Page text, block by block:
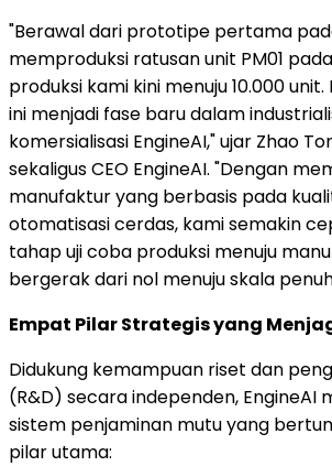
"Berawal dari prototipe pertama
memproduksi ratusan unit PM01
produksi kami kini menuju 10.000
ini menjadi fase baru dalam
komersialisasi EngineAI," ujar Zhao
sekaligus CEO EngineAI. "Dengan
manufaktur yang berbasis pada
otomatisasi cerdas, kami semakin
tahap uji coba produksi menuju
bergerak dari nol menuju skala
Empat Pilar Strategis yang
Didukung kemampuan riset dan
(R&D) secara independen, EngineAI
sistem penjaminan mutu yang
pilar utama: